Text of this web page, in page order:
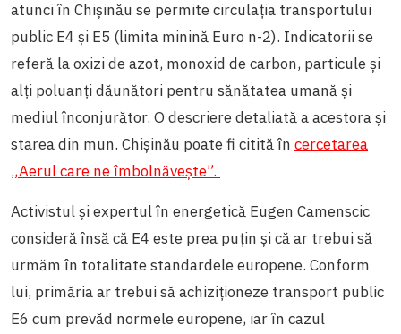
atunci în Chișinău se permite circulația transportului
public E4 și E5 (limita minină Euro n-2). Indicatorii se
referă la oxizi de azot, monoxid de carbon, particule și
alți poluanți dăunători pentru sănătatea umană și
mediul înconjurător. O descriere detaliată a acestora și
starea din mun. Chișinău poate fi citită în cercetarea
„Aerul care ne îmbolnăvește”.
Activistul și expertul în energetică Eugen Camenscic
consideră însă că E4 este prea puțin și că ar trebui să
urmăm în totalitate standardele europene. Conform
lui, primăria ar trebui să achiziționeze transport public
E6 cum prevăd normele europene, iar în cazul